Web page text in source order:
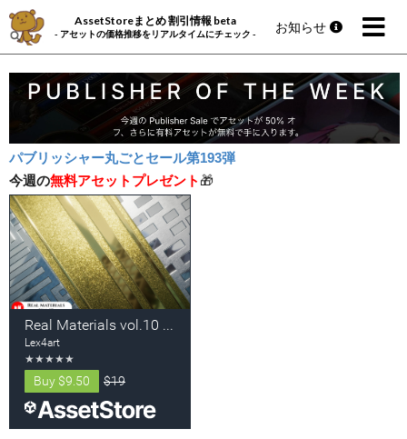
AssetStoreまとめ 割引情報 beta
- アセットの価格推移をリアルタイムにチェック - お知らせ
パブリッシャー丸ごとセール第193弾
今週の無料アセットプレゼント 🎁